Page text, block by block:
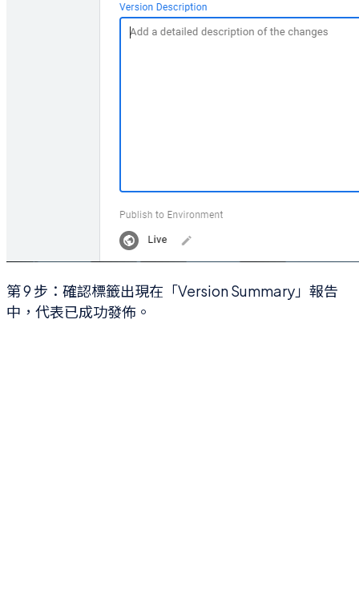
第 9 步：確認標籤出現在「Version Summary」報告
中，代表已成功發佈。